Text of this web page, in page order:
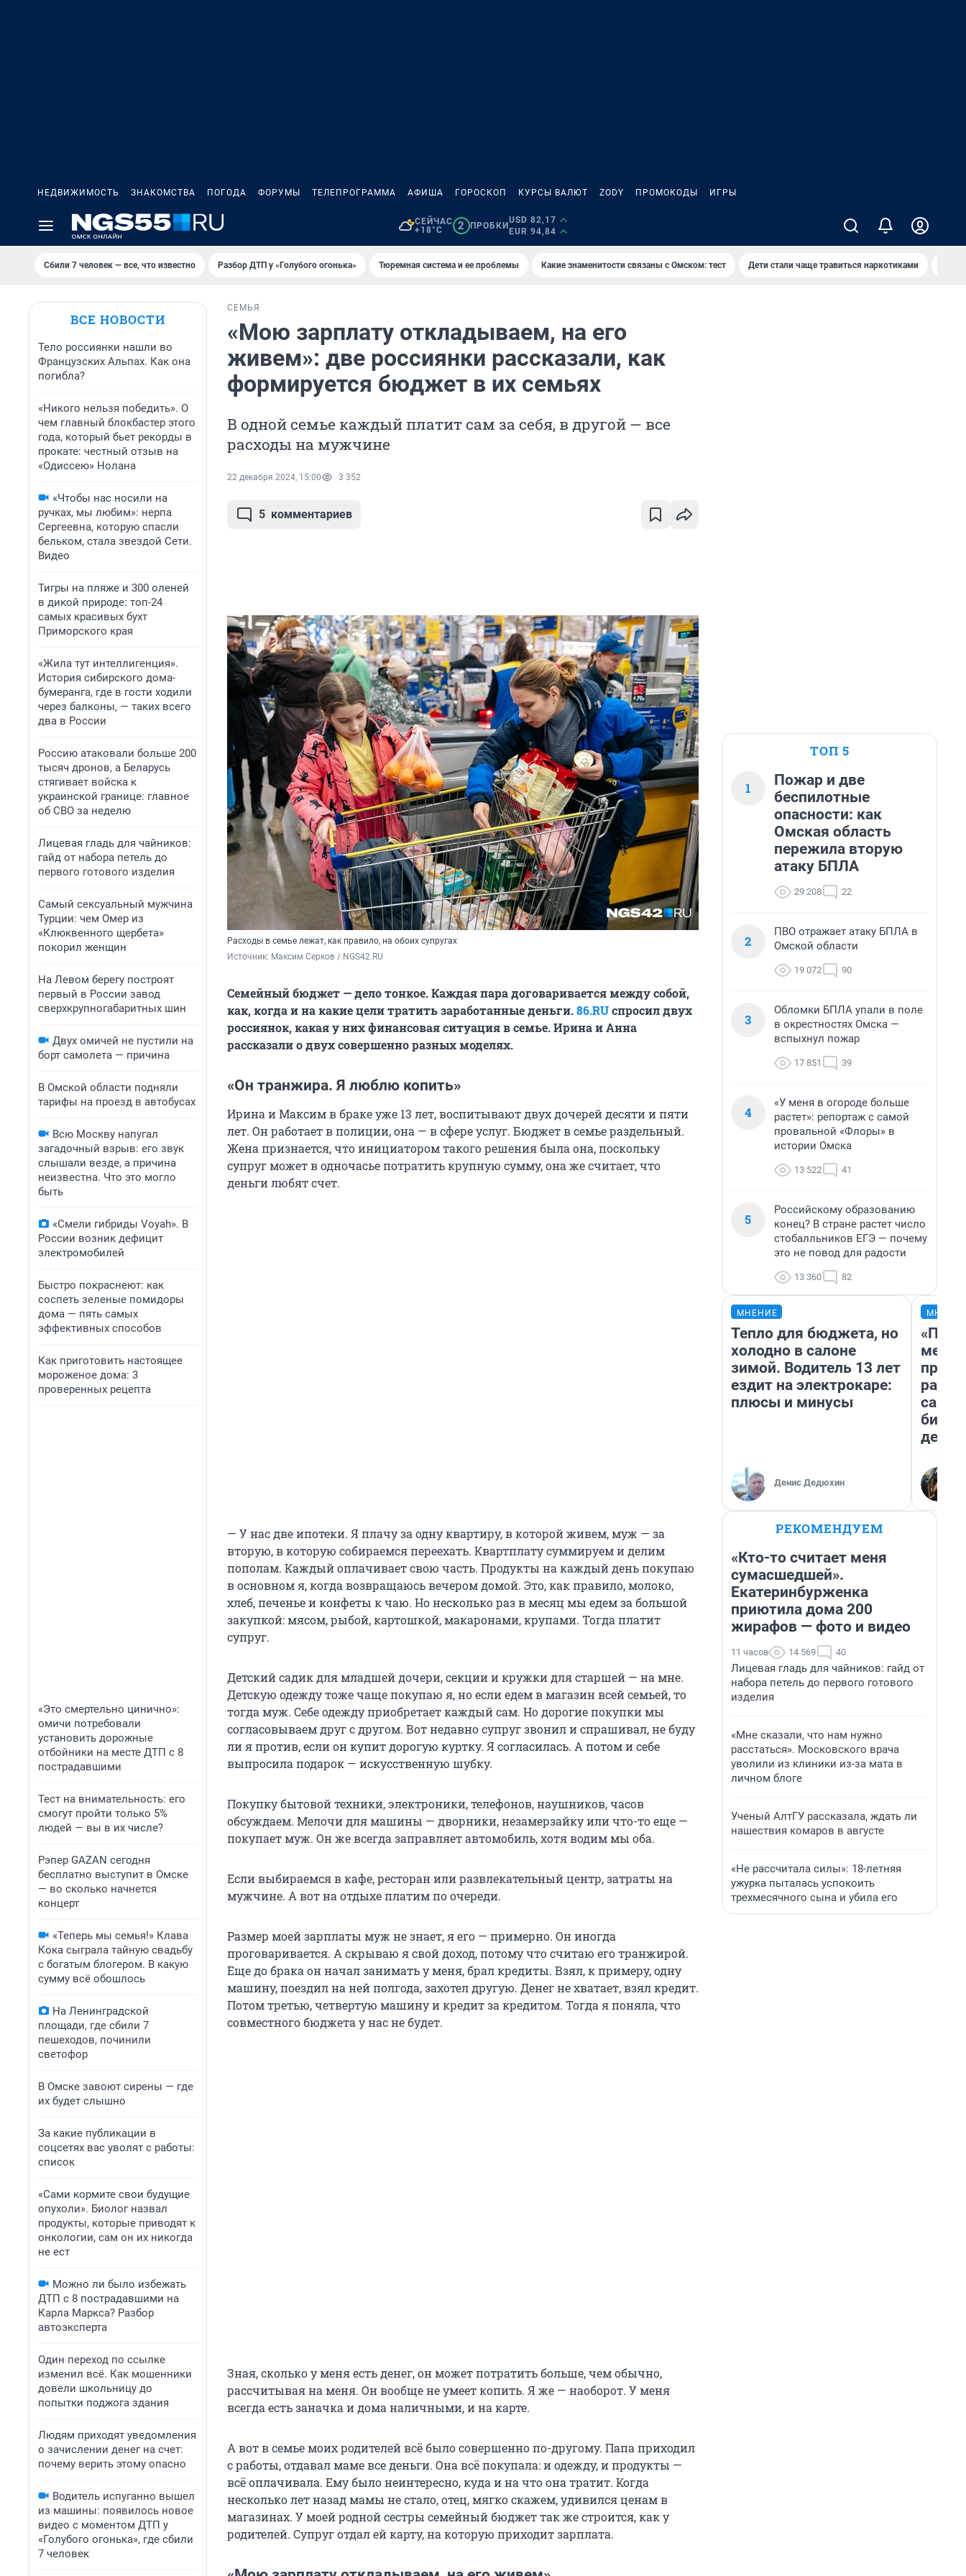
НЕДВИЖИМОСТЬ ЗНАКОМСТВА ПОГОДА ФОРУМЫ ТЕЛЕПРОГРАММА АФИША ГОРОСКОП КУРСЫ ВАЛЮТ ZODY ПРОМОКОДЫ ИГРЫ
СЕЙЧАС
+18°C
2 ПРОБКИ
USD 82,17
EUR 94,84
Сбили 7 человек — все, что известно Разбор ДТП у «Голубого огонька» Тюремная система и ее проблемы Какие знаменитости связаны с Омском: тест Дети стали чаще травиться наркотиками
ВСЕ НОВОСТИ
Тело россиянки нашли во
Французских Альпах. Как она
погибла?
«Никого нельзя победить». О
чем главный блокбастер этого
года, который бьет рекорды в
прокате: честный отзыв на
«Одиссею» Нолана
«Чтобы нас носили на
ручках, мы любим»: нерпа
Сергеевна, которую спасли
бельком, стала звездой Сети.
Видео
Тигры на пляже и 300 оленей
в дикой природе: топ-24
самых красивых бухт
Приморского края
«Жила тут интеллигенция».
История сибирского дома-
бумеранга, где в гости ходили
через балконы, — таких всего
два в России
Россию атаковали больше 200
тысяч дронов, а Беларусь
стягивает войска к
украинской границе: главное
об СВО за неделю
Лицевая гладь для чайников:
гайд от набора петель до
первого готового изделия
Самый сексуальный мужчина
Турции: чем Омер из
«Клюквенного щербета»
покорил женщин
На Левом берегу построят
первый в России завод
сверхкрупногабаритных шин
Двух омичей не пустили на
борт самолета — причина
В Омской области подняли
тарифы на проезд в автобусах
Всю Москву напугал
загадочный взрыв: его звук
слышали везде, а причина
неизвестна. Что это могло
быть
«Смели гибриды Voyah». В
России возник дефицит
электромобилей
Быстро покраснеют: как
соспеть зеленые помидоры
дома — пять самых
эффективных способов
Как приготовить настоящее
мороженое дома: 3
проверенных рецепта
«Это смертельно цинично»:
омичи потребовали
установить дорожные
отбойники на месте ДТП с 8
пострадавшими
Тест на внимательность: его
смогут пройти только 5%
людей — вы в их числе?
Рэпер GAZAN сегодня
бесплатно выступит в Омске
— во сколько начнется
концерт
«Теперь мы семья!» Клава
Кока сыграла тайную свадьбу
с богатым блогером. В какую
сумму всё обошлось
На Ленинградской
площади, где сбили 7
пешеходов, починили
светофор
В Омске завоют сирены — где
их будет слышно
За какие публикации в
соцсетях вас уволят с работы:
список
«Сами кормите свои будущие
опухоли». Биолог назвал
продукты, которые приводят к
онкологии, сам он их никогда
не ест
Можно ли было избежать
ДТП с 8 пострадавшими на
Карла Маркса? Разбор
автоэксперта
Один переход по ссылке
изменил всё. Как мошенники
довели школьницу до
попытки поджога здания
Людям приходят уведомления
о зачислении денег на счет:
почему верить этому опасно
Водитель испуганно вышел
из машины: появилось новое
видео с моментом ДТП у
«Голубого огонька», где сбили
7 человек
СЕМЬЯ
«Мою зарплату откладываем, на его
живем»: две россиянки рассказали, как
формируется бюджет в их семьях
В одной семье каждый платит сам за себя, в другой — все
расходы на мужчине
22 декабря 2024, 15:00 3 352
5 комментариев
Расходы в семье лежат, как правило, на обоих супругах
Источник: Максим Серков / NGS42.RU
Семейный бюджет — дело тонкое. Каждая пара договаривается между собой,
как, когда и на какие цели тратить заработанные деньги.86.RUспросил двух
россиянок, какая у них финансовая ситуация в семье. Ирина и Анна
рассказали о двух совершенно разных моделях.
«Он транжира. Я люблю копить»
Ирина и Максим в браке уже 13 лет, воспитывают двух дочерей десяти и пяти
лет. Он работает в полиции, она — в сфере услуг. Бюджет в семье раздельный.
Жена признается, что инициатором такого решения была она, поскольку
супруг может в одночасье потратить крупную сумму, она же считает, что
деньги любят счет.
— У нас две ипотеки. Я плачу за одну квартиру, в которой живем, муж — за
вторую, в которую собираемся переехать. Квартплату суммируем и делим
пополам. Каждый оплачивает свою часть. Продукты на каждый день покупаю
в основном я, когда возвращаюсь вечером домой. Это, как правило, молоко,
хлеб, печенье и конфеты к чаю. Но несколько раз в месяц мы едем за большой
закупкой: мясом, рыбой, картошкой, макаронами, крупами. Тогда платит
супруг.
Детский садик для младшей дочери, секции и кружки для старшей — на мне.
Детскую одежду тоже чаще покупаю я, но если едем в магазин всей семьей, то
тогда муж. Себе одежду приобретает каждый сам. Но дорогие покупки мы
согласовываем друг с другом. Вот недавно супруг звонил и спрашивал, не буду
ли я против, если он купит дорогую куртку. Я согласилась. А потом и себе
выпросила подарок — искусственную шубку.
Покупку бытовой техники, электроники, телефонов, наушников, часов
обсуждаем. Мелочи для машины — дворники, незамерзайку или что-то еще —
покупает муж. Он же всегда заправляет автомобиль, хотя водим мы оба.
Если выбираемся в кафе, ресторан или развлекательный центр, затраты на
мужчине. А вот на отдыхе платим по очереди.
Размер моей зарплаты муж не знает, я его — примерно. Он иногда
проговаривается. А скрываю я свой доход, потому что считаю его транжирой.
Еще до брака он начал занимать у меня, брал кредиты. Взял, к примеру, одну
машину, поездил на ней полгода, захотел другую. Денег не хватает, взял кредит.
Потом третью, четвертую машину и кредит за кредитом. Тогда я поняла, что
совместного бюджета у нас не будет.
Зная, сколько у меня есть денег, он может потратить больше, чем обычно,
рассчитывая на меня. Он вообще не умеет копить. Я же — наоборот. У меня
всегда есть заначка и дома наличными, и на карте.
А вот в семье моих родителей всё было совершенно по-другому. Папа приходил
с работы, отдавал маме все деньги. Она всё покупала: и одежду, и продукты —
всё оплачивала. Ему было неинтересно, куда и на что она тратит. Когда
несколько лет назад мамы не стало, отец, мягко скажем, удивился ценам в
магазинах. У моей родной сестры семейный бюджет так же строится, как у
родителей. Супруг отдал ей карту, на которую приходит зарплата.
ТОП 5
1
Пожар и две
беспилотные
опасности: как
Омская область
пережила вторую
атаку БПЛА
29 208 22
2
ПВО отражает атаку БПЛА в
Омской области
19 072 90
3
Обломки БПЛА упали в поле
в окрестностях Омска —
вспыхнул пожар
17 851 39
4
«У меня в огороде больше
растет»: репортаж с самой
провальной «Флоры» в
истории Омска
13 522 41
5
Российскому образованию
конец? В стране растет число
стобалльников ЕГЭ — почему
это не повод для радости
13 360 82
МНЕНИЕ
Тепло для бюджета, но
холодно в салоне
зимой. Водитель 13 лет
ездит на электрокаре:
плюсы и минусы
Денис Дедюхин
РЕКОМЕНДУЕМ
«Кто-то считает меня
сумасшедшей».
Екатеринбурженка
приютила дома 200
жирафов — фото и видео
11 часов 14 569 40
Лицевая гладь для чайников: гайд от
набора петель до первого готового
изделия
«Мне сказали, что нам нужно
расстаться». Московского врача
уволили из клиники из-за мата в
личном блоге
Ученый АлтГУ рассказала, ждать ли
нашествия комаров в августе
«Не рассчитала силы»: 18-летняя
ужурка пыталась успокоить
трехмесячного сына и убила его